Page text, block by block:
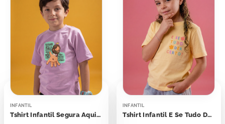
INFANTIL
Tshirt Infantil Segura Aqui a Minha Mão
INFANTIL
Tshirt Infantil E Se Tudo Der Certo?